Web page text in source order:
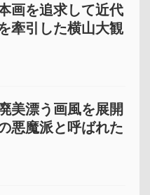
画を追求して近代
牽引した横山大観
美漂う画風を展開
悪魔派と呼ばれた